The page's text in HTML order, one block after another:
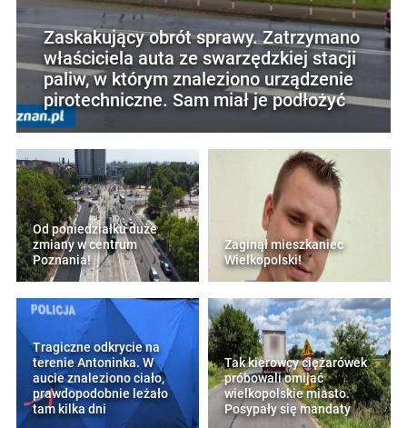
Zaskakujący obrót sprawy. Zatrzymano
właściciela auta ze swarzędzkiej stacji
paliw, w którym znaleziono urządzenie
pirotechniczne. Sam miał je podłożyć
Od poniedziałku duże
zmiany w centrum
Poznania!
Zaginął mieszkaniec
Wielkopolski!
Tragiczne odkrycie na
terenie Antoninka. W
aucie znaleziono ciało,
prawdopodobnie leżało
tam kilka dni
Tak kierowcy ciężarówek
próbowali omijać
wielkopolskie miasto.
Posypały się mandaty